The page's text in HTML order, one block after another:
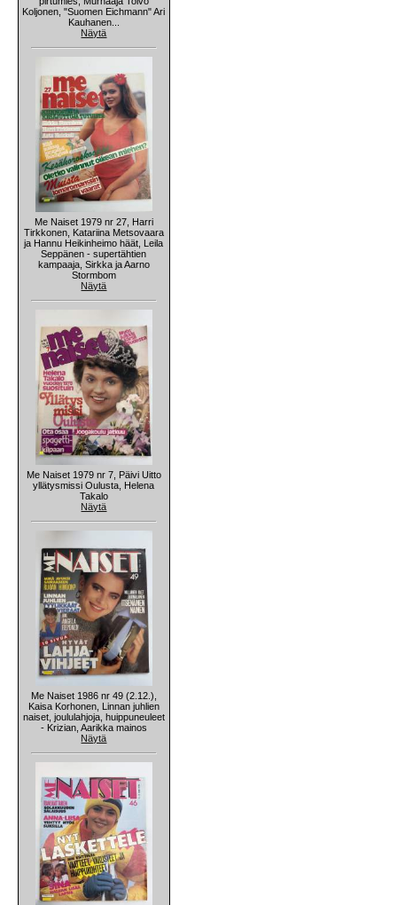
Koljonen, "Suomen Eichmann" Ari
Kauhanen...
Näytä
Me Naiset 1979 nr 27, Harri
Tirkkonen, Katariina Metsovaara
ja Hannu Heikinheimo häät, Leila
Seppänen - supertähtien
kampaaja, Sirkka ja Aarno
Stormbom
Näytä
Me Naiset 1979 nr 7, Päivi Uitto
yllätysmissi Oulusta, Helena
Takalo
Näytä
Me Naiset 1986 nr 49 (2.12.),
Kaisa Korhonen, Linnan juhlien
naiset, joululahjoja, huippuneuleet
- Krizian, Aarikka mainos
Näytä